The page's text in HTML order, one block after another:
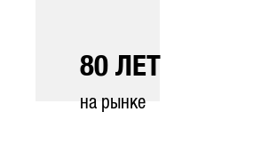
80 ЛЕТ
на рынке